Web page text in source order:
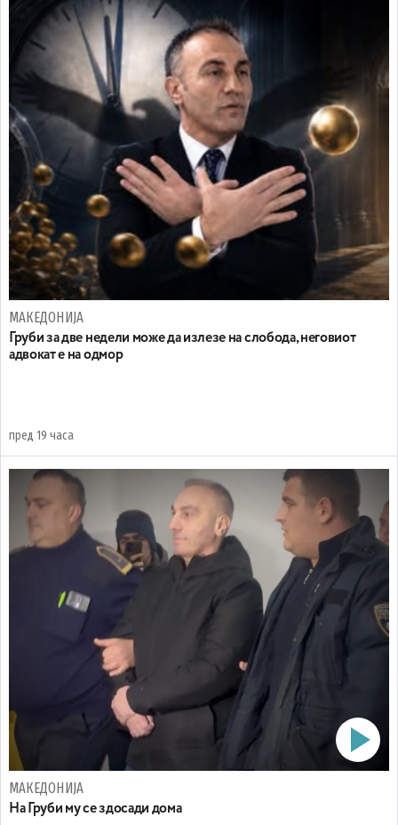
МАКЕДОНИЈА
Груби за две недели може да излезе на слобода, неговиот
адвокат е на одмор
пред 19 часа
МАКЕДОНИЈА
На Груби му се здосади дома